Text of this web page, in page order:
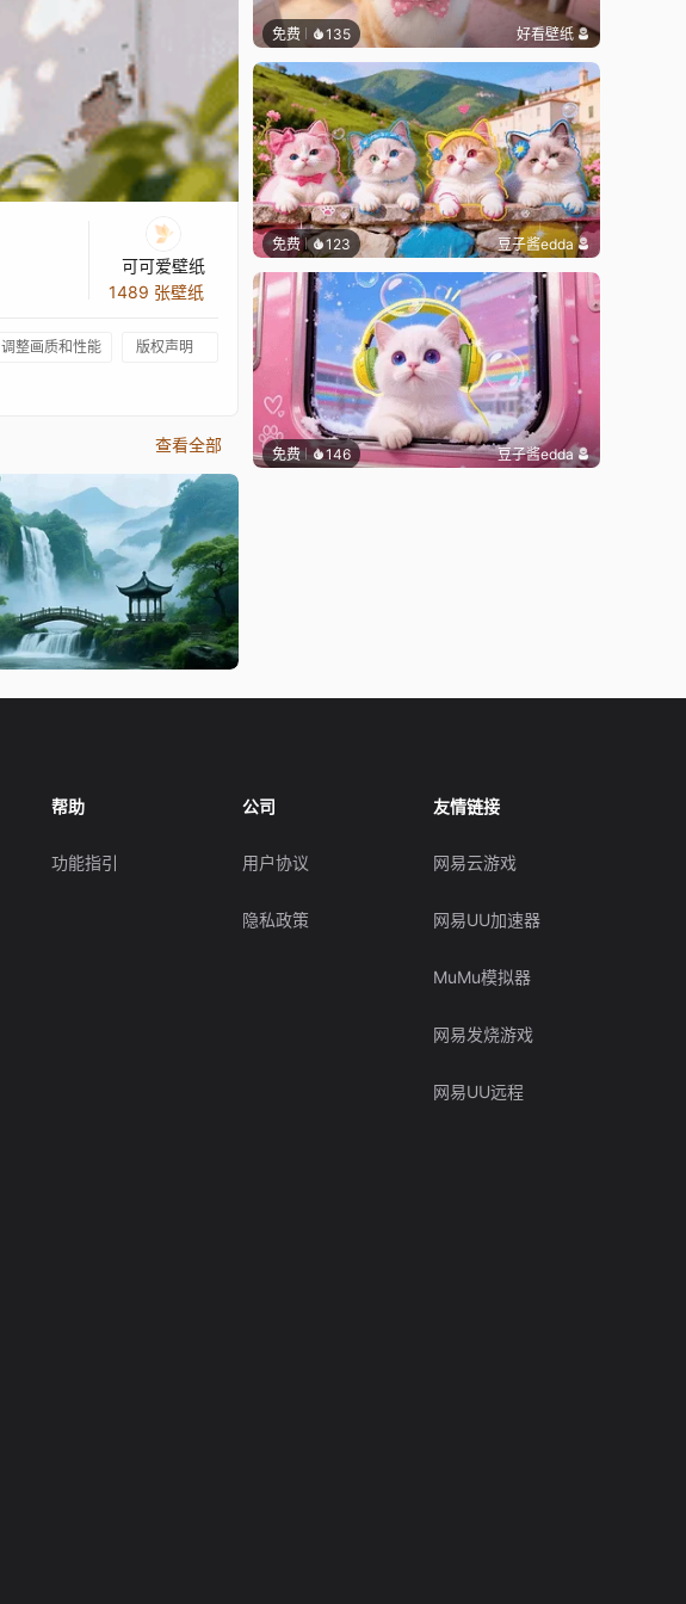
可可爱壁纸
1489 张壁纸
调整画质和性能 版权声明
查看全部
免费 135 好看壁纸
免费 123 豆子酱edda
免费 146 豆子酱edda
帮助
功能指引
公司
用户协议
隐私政策
友情链接
网易云游戏
网易UU加速器
MuMu模拟器
网易发烧游戏
网易UU远程